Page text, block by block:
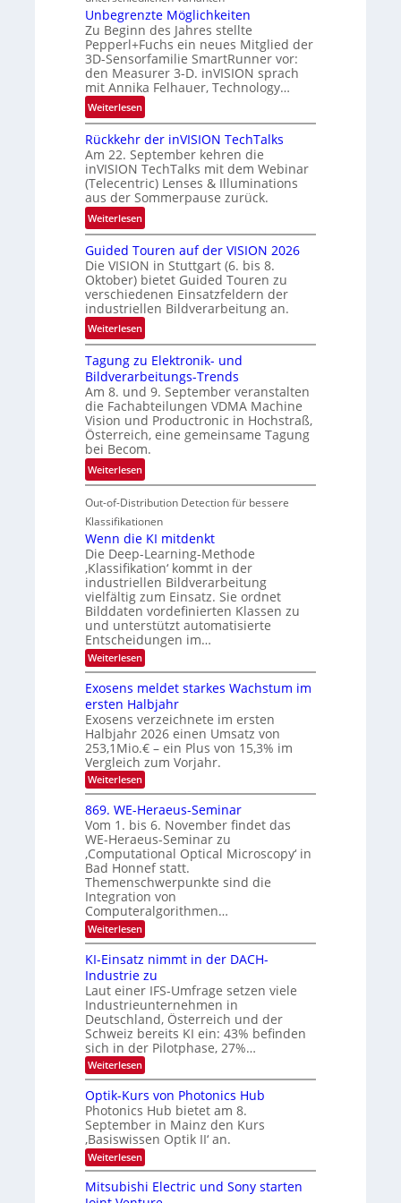
-
R
u
n
d
e
e
w
s
‘
Unbegrenzte Möglichkeiten
Zu Beginn des Jahres stellte
Pepperl+Fuchs ein neues Mitglied der
3D-Sensorfamilie SmartRunner vor:
den Measurer 3-D. inVISION sprach
mit Annika Felhauer, Technology…
Weiterlesen:
U
n
b
e
g
r
e
z
t
e
M
ö
g
l
i
c
h
k
e
i
t
e
Rückkehr der inVISION TechTalks
Am 22. September kehren die
inVISION TechTalks mit dem Webinar
(Telecentric) Lenses & Illuminations
aus der Sommerpause zurück.
Weiterlesen:
R
ü
c
k
k
e
h
d
e
r
i
n
V
I
S
I
O
N
T
e
c
h
T
a
l
k
s
Guided Touren auf der VISION 2026
Die VISION in Stuttgart (6. bis 8.
Oktober) bietet Guided Touren zu
verschiedenen Einsatzfeldern der
industriellen Bildverarbeitung an.
Weiterlesen:
G
u
i
d
e
d
T
o
u
r
n
a
u
d
e
r
V
I
S
I
O
N
2
0
2
6
Tagung zu Elektronik- und
Bildverarbeitungs-Trends
Am 8. und 9. September veranstalten
die Fachabteilungen VDMA Machine
Vision und Productronic in Hochstraß,
Österreich, eine gemeinsame Tagung
bei Becom.
Weiterlesen:
T
a
g
u
n
g
z
u
E
l
e
k
t
r
o
n
i
k
-
u
n
d
B
i
l
d
v
e
r
a
r
b
e
i
t
u
n
g
s
-
T
r
e
Out-of-Distribution Detection für bessere
Klassifikationen
Wenn die KI mitdenkt
Die Deep-Learning-Methode
‚Klassifikation‘ kommt in der
industriellen Bildverarbeitung
vielfältig zum Einsatz. Sie ordnet
Bilddaten vordefinierten Klassen zu
und unterstützt automatisierte
Entscheidungen im…
Weiterlesen:
W
n
n
d
i
e
K
I
m
i
t
e
n
k
t
Exosens meldet starkes Wachstum im
ersten Halbjahr
Exosens verzeichnete im ersten
Halbjahr 2026 einen Umsatz von
253,1Mio.€ – ein Plus von 15,3% im
Vergleich zum Vorjahr.
Weiterlesen:
E
x
o
s
e
n
s
m
e
l
d
e
t
s
t
a
r
k
e
s
W
a
c
h
s
t
u
m
i
m
e
s
869. WE-Heraeus-Seminar
Vom 1. bis 6. November findet das
WE-Heraeus-Seminar zu
‚Computational Optical Microscopy‘ in
Bad Honnef statt.
Themenschwerpunkte sind die
Integration von
Computeralgorithmen…
Weiterlesen:
8
9
.
W
E
-
H
e
r
a
e
u
s
-
S
e
m
i
a
KI-Einsatz nimmt in der DACH-
Industrie zu
Laut einer IFS-Umfrage setzen viele
Industrieunternehmen in
Deutschland, Österreich und der
Schweiz bereits KI ein: 43% befinden
sich in der Pilotphase, 27%…
Weiterlesen:
K
-
E
i
n
s
a
z
Optik-Kurs von Photonics Hub
Photonics Hub bietet am 8.
September in Mainz den Kurs
‚Basiswissen Optik II‘ an.
Weiterlesen:
O
p
t
Mitsubishi Electric und Sony starten